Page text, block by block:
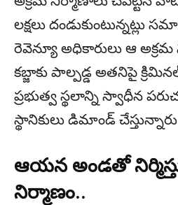
లక్షలు దండుకుంటున్నట్లు
రెవెన్యూ అధికారులు ఆ
కబ్జాకు పాల్పడ్డ అతనిపై
ప్రభుత్వ స్థలాన్ని స్వాధీన
స్థానికులు డిమాండ్
ఆయన అండతో
నిర్మాణం..